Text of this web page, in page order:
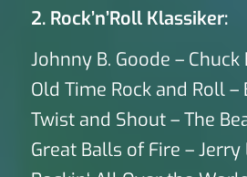
2. Rock’n’Roll Klassiker:
Johnny B. Goode – Chuck
Old Time Rock and Roll –
Twist and Shout – The
Great Balls of Fire – Jerry